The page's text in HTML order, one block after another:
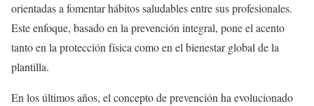
orientadas a fomentar hábitos saludables entre sus profesionales.
Este enfoque, basado en la prevención integral, pone el acento
tanto en la protección física como en el bienestar global de la
plantilla.
En los últimos años, el concepto de prevención ha evolucionado